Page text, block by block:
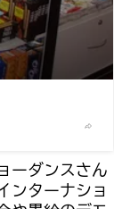
ーダンスさん
ンターナショ